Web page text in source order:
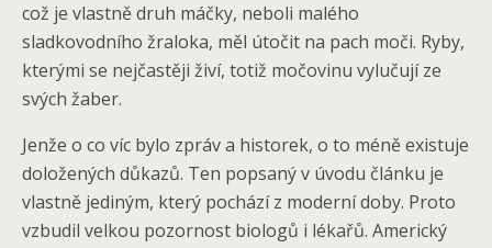
což je vlastně druh máčky, neboli malého
sladkovodního žraloka, měl útočit na pach moči. Ryby,
kterými se nejčastěji živí, totiž močovinu vylučují ze
svých žaber.
Jenže o co víc bylo zpráv a historek, o to méně existuje
doložených důkazů. Ten popsaný v úvodu článku je
vlastně jediným, který pochází z moderní doby. Proto
vzbudil velkou pozornost biologů i lékařů. Americký